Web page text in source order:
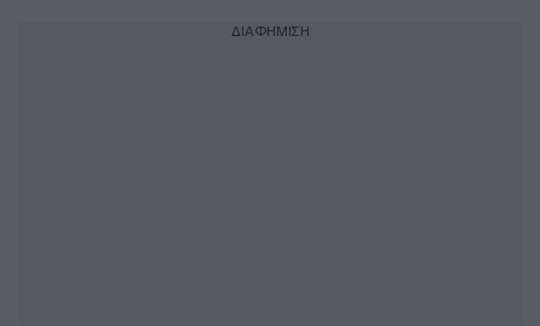
ΔΙΑΦΗΜΙΣΗ